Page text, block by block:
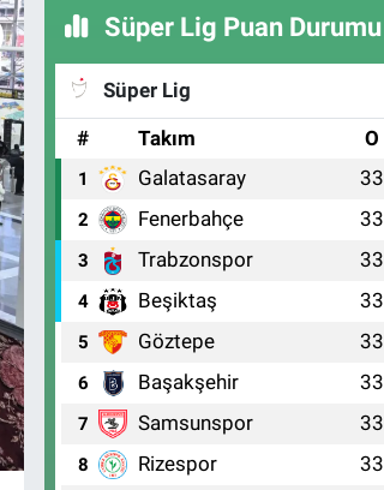
Süper Lig Puan Durumu
Süper Lig
#
Takım O
1 Galatasaray 33
2 Fenerbahçe 33
3 Trabzonspor 33
4 Beşiktaş 33
5 Göztepe 33
6 Başakşehir 33
7 Samsunspor 33
8 Rizespor 33